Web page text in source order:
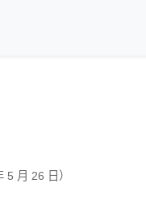
5 月 26 日）